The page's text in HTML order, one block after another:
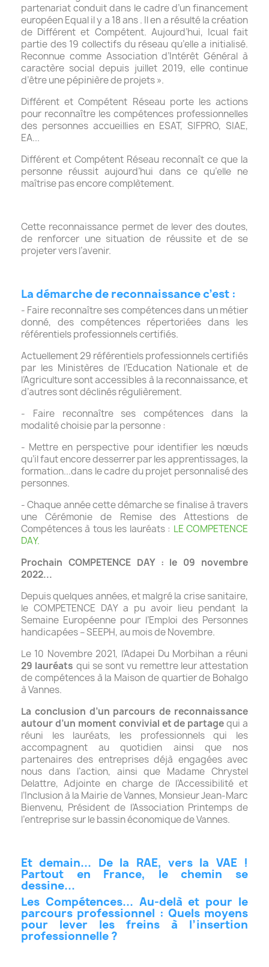
partenariat conduit dans le cadre d’un financement
européen Equal il y a 18 ans . Il en a résulté la création
de Différent et Compétent. Aujourd’hui, Icual fait
partie des 19 collectifs du réseau qu’elle a initialisé.
Reconnue comme Association d’Intérêt Général à
caractère social depuis juillet 2019, elle continue
d’être une pépinière de projets ».
Différent et Compétent Réseau porte les actions
pour reconnaître les compétences professionnelles
des personnes accueillies en ESAT, SIFPRO, SIAE,
EA...
Différent et Compétent Réseau reconnaît ce que la
personne réussit aujourd’hui dans ce qu’elle ne
maîtrise pas encore complètement.
Cette reconnaissance permet de lever des doutes,
de renforcer une situation de réussite et de se
projeter vers l’avenir.
La démarche de reconnaissance c’est :
- Faire reconnaître ses compétences dans un métier
donné, des compétences répertoriées dans les
référentiels professionnels certifiés.
Actuellement 29 référentiels professionnels certifiés
par les Ministères de l’Education Nationale et de
l’Agriculture sont accessibles à la reconnaissance, et
d’autres sont déclinés régulièrement.
- Faire reconnaître ses compétences dans la
modalité choisie par la personne :
- Mettre en perspective pour identifier les nœuds
qu’il faut encore desserrer par les apprentissages, la
formation...dans le cadre du projet personnalisé des
personnes.
- Chaque année cette démarche se finalise à travers
une Cérémonie de Remise des Attestions de
Compétences à tous les lauréats : LE COMPETENCE
DAY.
Prochain COMPETENCE DAY : le 09 novembre
2022...
Depuis quelques années, et malgré la crise sanitaire,
le COMPETENCE DAY a pu avoir lieu pendant la
Semaine Européenne pour l’Emploi des Personnes
handicapées – SEEPH, au mois de Novembre.
Le 10 Novembre 2021, l’Adapei Du Morbihan a réuni
29 lauréats qui se sont vu remettre leur attestation
de compétences à la Maison de quartier de Bohalgo
à Vannes.
La conclusion d’un parcours de reconnaissance
autour d’un moment convivial et de partagequi a
réuni les lauréats, les professionnels qui les
accompagnent au quotidien ainsi que nos
partenaires des entreprises déjà engagées avec
nous dans l’action, ainsi que Madame Chrystel
Delattre, Adjointe en charge de l’Accessibilité et
l’Inclusion à la Mairie de Vannes, Monsieur Jean-Marc
Bienvenu, Président de l’Association Printemps de
l’entreprise sur le bassin économique de Vannes.
Et demain... De la RAE, vers la VAE !
Partout en France, le chemin se
dessine...
Les Compétences... Au-delà et pour le
parcours professionnel : Quels moyens
pour lever les freins à l’insertion
professionnelle ?